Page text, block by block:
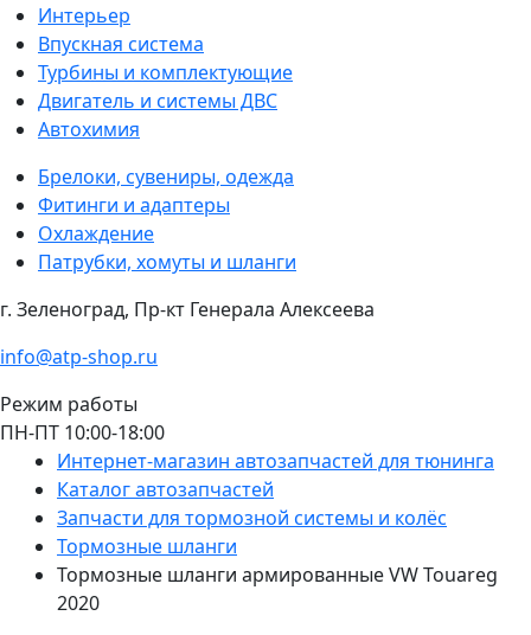
Интерьер
Впускная система
Турбины и комплектующие
Двигатель и системы ДВС
Автохимия
Брелоки, сувениры, одежда
Фитинги и адаптеры
Охлаждение
Патрубки, хомуты и шланги
г. Зеленоград, Пр-кт Генерала Алексеева
info@atp-shop.ru
Режим работы
ПН-ПТ 10:00-18:00
Интернет-магазин автозапчастей для тюнинга
Каталог автозапчастей
Запчасти для тормозной системы и колёс
Тормозные шланги
Тормозные шланги армированные VW Touareg
2020